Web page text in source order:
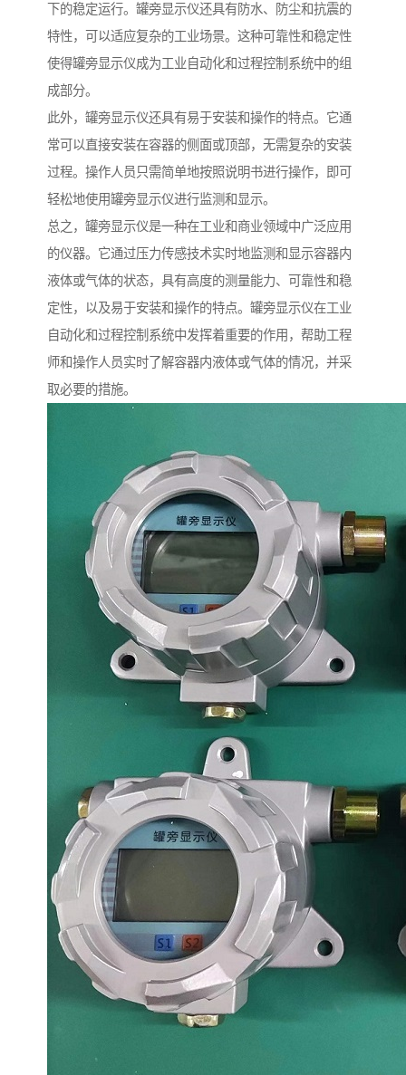
下的稳定运行。罐旁显示仪还具有防水、防尘和抗震的
特性，可以适应复杂的工业场景。这种可靠性和稳定性
使得罐旁显示仪成为工业自动化和过程控制系统中的组
成部分。
此外，罐旁显示仪还具有易于安装和操作的特点。它通
常可以直接安装在容器的侧面或顶部，无需复杂的安装
过程。操作人员只需简单地按照说明书进行操作，即可
轻松地使用罐旁显示仪进行监测和显示。
总之，罐旁显示仪是一种在工业和商业领域中广泛应用
的仪器。它通过压力传感技术实时地监测和显示容器内
液体或气体的状态，具有高度的测量能力、可靠性和稳
定性，以及易于安装和操作的特点。罐旁显示仪在工业
自动化和过程控制系统中发挥着重要的作用，帮助工程
师和操作人员实时了解容器内液体或气体的情况，并采
取必要的措施。